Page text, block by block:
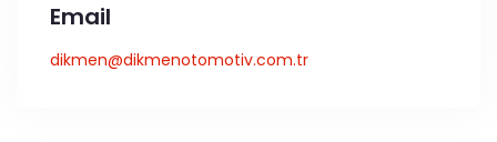
Email
dikmen@dikmenotomotiv.com.tr